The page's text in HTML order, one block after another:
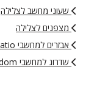
שעוני מחשב לצלילה
מצפנים לצלילה
אבזרים למחשבי Ratio
שדרוג למחשבי Freedom